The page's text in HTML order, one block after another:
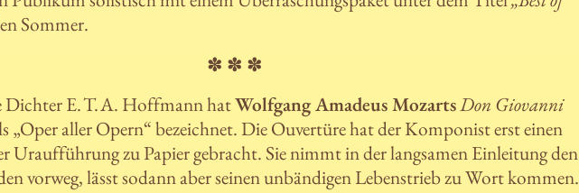
Sommer.
✽ ✽ ✽
Dichter E. T. A. Hoffmann hatWolfgang Amadeus MozartsDon Giovanni
„Oper aller Opern“ bezeichnet. Die Ouvertüre hat der Komponist erst einen
Uraufführung zu Papier gebracht. Sie nimmt in der langsamen Einleitung den
vorweg, lässt sodann aber seinen unbändigen Lebenstrieb zu Wort kommen.